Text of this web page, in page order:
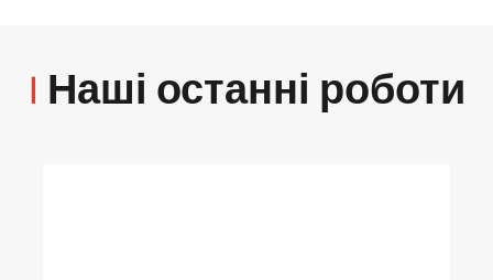
| Наші останні роботи